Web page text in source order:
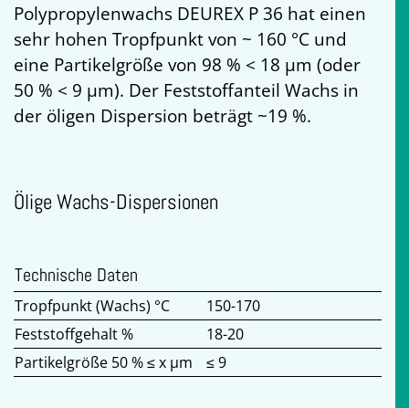
Polypropylenwachs DEUREX P 36 hat einen
sehr hohen Tropfpunkt von ~ 160 °C und
eine Partikelgröße von 98 % < 18 µm (oder
50 % < 9 µm). Der Feststoffanteil Wachs in
der öligen Dispersion beträgt ~19 %.
Ölige Wachs-Dispersionen
Technische Daten
Tropfpunkt (Wachs) °C
150-170
Feststoffgehalt %
18-20
Partikelgröße 50 % ≤ x µm
≤ 9